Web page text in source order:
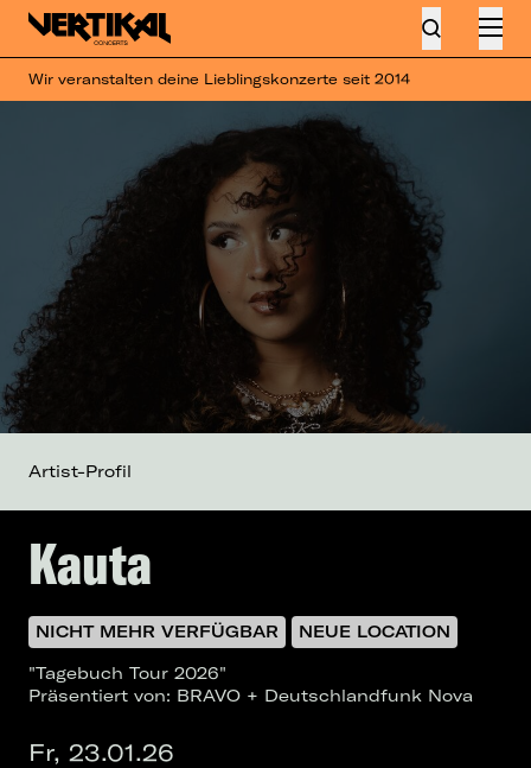
Wir veranstalten deine Lieblingskonzerte seit 2014
Kauta
NICHT MEHR VERFÜGBAR
NEUE LOCATION
"Tagebuch Tour 2026"
Präsentiert von: BRAVO + Deutschlandfunk Nova
Fr, 23.01.26
Artist-Profil